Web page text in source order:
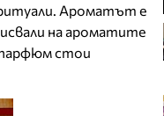
Ароматът е
на ароматите
парфюм стои